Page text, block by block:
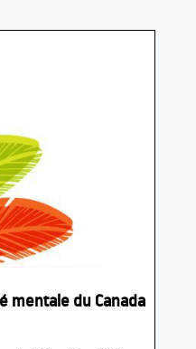
mentale du Canada